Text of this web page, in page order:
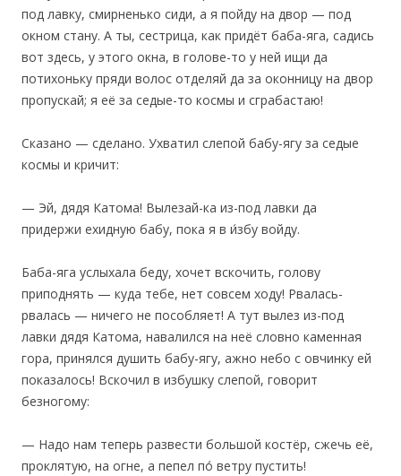
под лавку, смирненько сиди, а я пойду на двор — под
окном стану. А ты, сестрица, как придёт баба-яга, садись
вот здесь, у этого окна, в голове-то у ней ищи да
потихоньку пряди волос отделяй да за оконницу на двор
пропускай; я её за седые-то космы и сграбастаю!
Сказано — сделано. Ухватил слепой бабу-ягу за седые
космы и кричит:
— Эй, дядя Катома! Вылезай-ка из-под лавки да
придержи ехидную бабу, пока я в и́збу войду.
Баба-яга услыхала беду, хочет вскочить, голову
приподнять — куда тебе, нет совсем ходу! Рвалась-
рвалась — ничего не пособляет! А тут вылез из-под
лавки дядя Катома, навалился на неё словно каменная
гора, принялся душить бабу-ягу, ажно небо с овчинку ей
показалось! Вскочил в избушку слепой, говорит
безногому:
— Надо нам теперь развести большой костёр, сжечь её,
проклятую, на огне, а пепел по́ ветру пустить!